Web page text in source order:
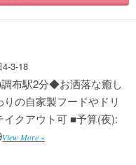
3-18
駅2分◆お洒落な癒し
の自家製フードやドリ
クアウト可 ■予算(夜):
View More »